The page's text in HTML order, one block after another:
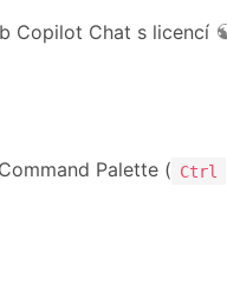
Copilot Chat s licencí
Palette ( Ctrl